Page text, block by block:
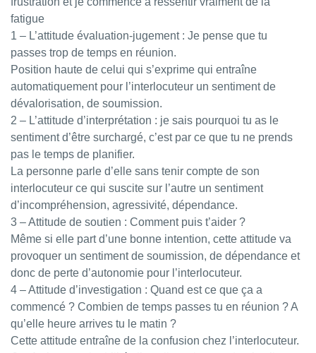
fatigue
1 – L’attitude évaluation-jugement : Je pense que tu
passes trop de temps en réunion.
Position haute de celui qui s’exprime qui entraîne
automatiquement pour l’interlocuteur un sentiment de
dévalorisation, de soumission.
2 – L’attitude d’interprétation : je sais pourquoi tu as le
sentiment d’être surchargé, c’est par ce que tu ne prends
pas le temps de planifier.
La personne parle d’elle sans tenir compte de son
interlocuteur ce qui suscite sur l’autre un sentiment
d’incompréhension, agressivité, dépendance.
3 – Attitude de soutien : Comment puis t’aider ?
Même si elle part d’une bonne intention, cette attitude va
provoquer un sentiment de soumission, de dépendance et
donc de perte d’autonomie pour l’interlocuteur.
4 – Attitude d’investigation : Quand est ce que ça a
commencé ? Combien de temps passes tu en réunion ? A
qu’elle heure arrives tu le matin ?
Cette attitude entraîne de la confusion chez l’interlocuteur.